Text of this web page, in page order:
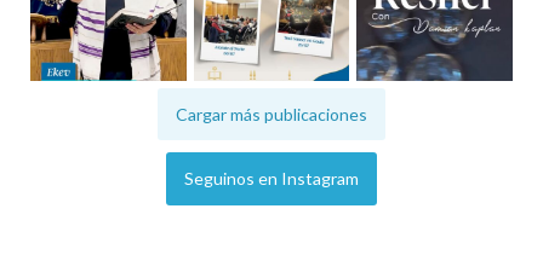
Cargar más publicaciones
Seguinos en Instagram